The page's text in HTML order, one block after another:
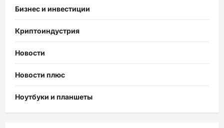
Бизнес и инвестиции
Криптоиндустрия
Новости
Новости плюс
Ноутбуки и планшеты